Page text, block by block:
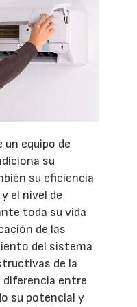
equipo de
su
su eficiencia
el nivel de
toda su vida
de las
del sistema
de la
diferencia entre
su potencial y